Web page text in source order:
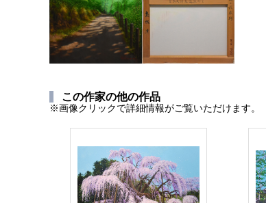
この作家の他の作品
※画像クリックで詳細情報がご覧いただけます。